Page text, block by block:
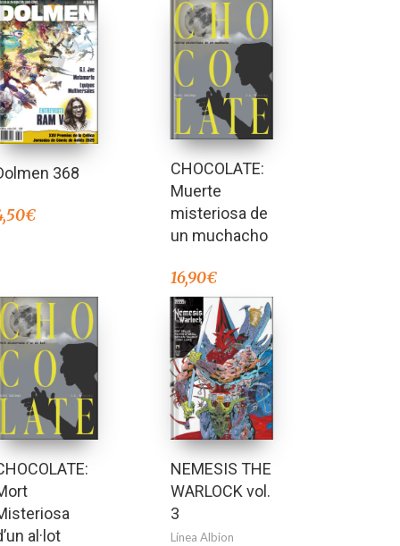
368
€
CHOCOLATE:
Muerte
misteriosa de
un muchacho
16,90€
al·lot
NEMESIS THE
WARLOCK vol.
3
Línea Albion